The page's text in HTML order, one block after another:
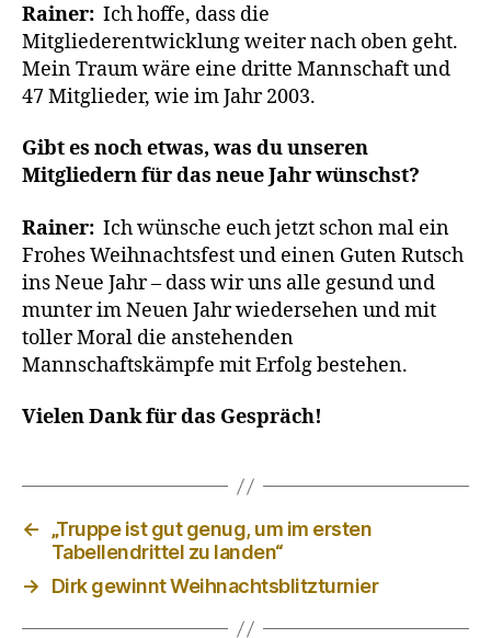
Rainer: Ich hoffe, dass die
Mitgliederentwicklung weiter nach oben geht.
Mein Traum wäre eine dritte Mannschaft und
47 Mitglieder, wie im Jahr 2003.
Gibt es noch etwas, was du unseren
Mitgliedern für das neue Jahr wünschst?
Rainer: Ich wünsche euch jetzt schon mal ein
Frohes Weihnachtsfest und einen Guten Rutsch
ins Neue Jahr – dass wir uns alle gesund und
munter im Neuen Jahr wiedersehen und mit
toller Moral die anstehenden
Mannschaftskämpfe mit Erfolg bestehen.
Vielen Dank für das Gespräch!
←
„Truppe ist gut genug, um im ersten
Tabellendrittel zu landen“
→
Dirk gewinnt Weihnachtsblitzturnier